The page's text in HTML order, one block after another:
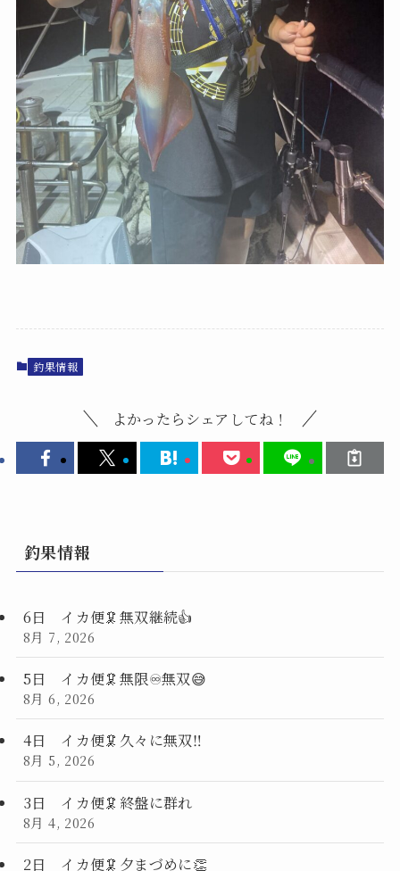
釣果情報
よかったらシェアしてね！
釣果情報
6日 イカ便🦑無双継続👍
8月 7, 2026
5日 イカ便🦑無限♾️無双😅
8月 6, 2026
4日 イカ便🦑久々に無双‼️
8月 5, 2026
3日 イカ便🦑終盤に群れ
8月 4, 2026
2日 イカ便🦑夕まづめに👏